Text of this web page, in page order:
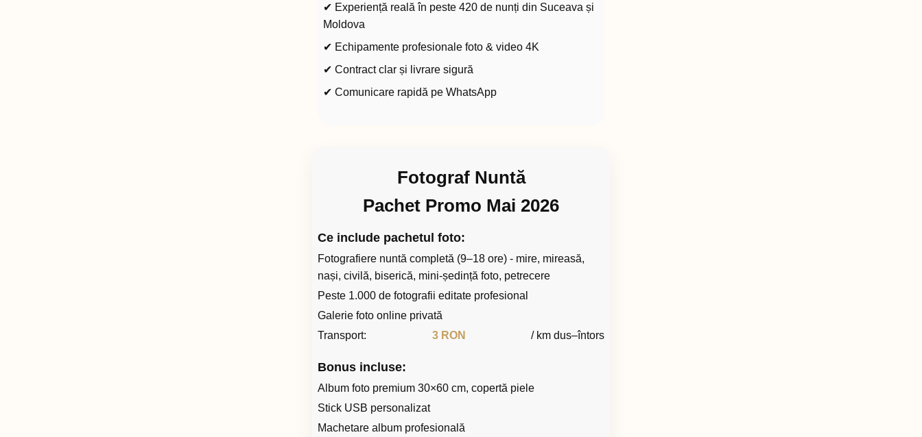
✔ Experiență reală în peste 420 de nunți din Suceava și
Moldova
✔ Echipamente profesionale foto & video 4K
✔ Contract clar și livrare sigură
✔ Comunicare rapidă pe WhatsApp
Fotograf Nuntă
Pachet Promo Mai 2026
Ce include pachetul foto:
Fotografiere nuntă completă (9–18 ore) - mire, mireasă,
nași, civilă, biserică, mini-ședință foto, petrecere
Peste 1.000 de fotografii editate profesional
Galerie foto online privată
Transport:
3 RON / km dus–întors
Bonus incluse:
Album foto premium 30×60 cm, copertă piele
Stick USB personalizat
Machetare album profesională